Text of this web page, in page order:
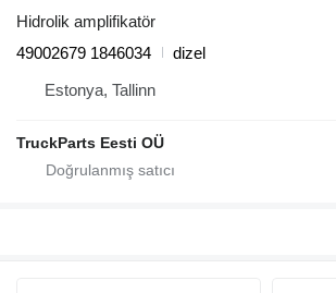
Hidrolik amplifikatör
49002679 1846034
dizel
Estonya, Tallinn
TruckParts Eesti OÜ